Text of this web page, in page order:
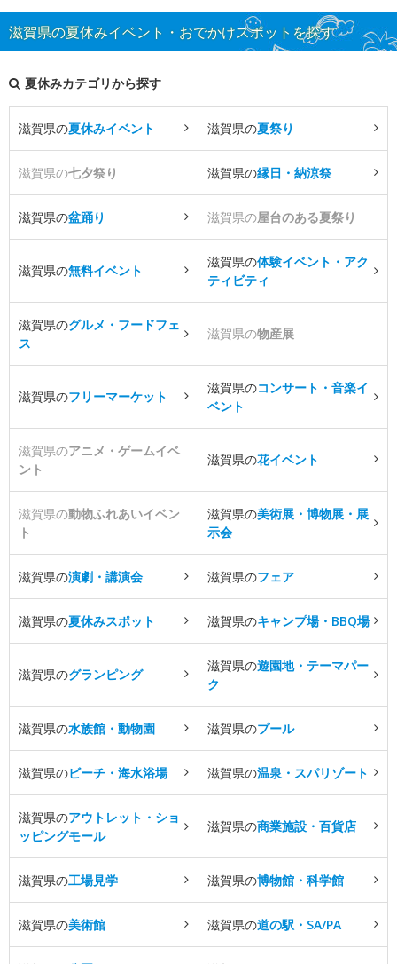
滋賀県の夏休みイベント・おでかけスポットを探す
夏休みカテゴリから探す
滋賀県の夏休みイベント 滋賀県の夏祭り
滋賀県の七夕祭り 滋賀県の縁日・納涼祭
滋賀県の盆踊り 滋賀県の屋台のある夏祭り
滋賀県の無料イベント
滋賀県の体験イベント・アク
ティビティ
滋賀県のグルメ・フードフェ
ス
滋賀県の物産展
滋賀県のフリーマーケット
滋賀県のコンサート・音楽イ
ベント
滋賀県のアニメ・ゲームイベ
ント
滋賀県の花イベント
滋賀県の動物ふれあいイベン
ト
滋賀県の美術展・博物展・展
示会
滋賀県の演劇・講演会 滋賀県のフェア
滋賀県の夏休みスポット 滋賀県のキャンプ場・BBQ場
滋賀県のグランピング
滋賀県の遊園地・テーマパー
ク
滋賀県の水族館・動物園 滋賀県のプール
滋賀県のビーチ・海水浴場 滋賀県の温泉・スパリゾート
滋賀県のアウトレット・ショ
ッピングモール
滋賀県の商業施設・百貨店
滋賀県の工場見学 滋賀県の博物館・科学館
滋賀県の美術館 滋賀県の道の駅・SA/PA